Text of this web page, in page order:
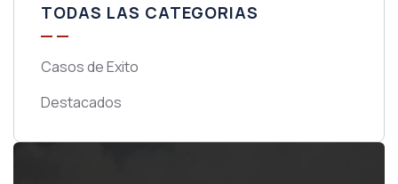
TODAS LAS CATEGORIAS
Casos de Exito
Destacados